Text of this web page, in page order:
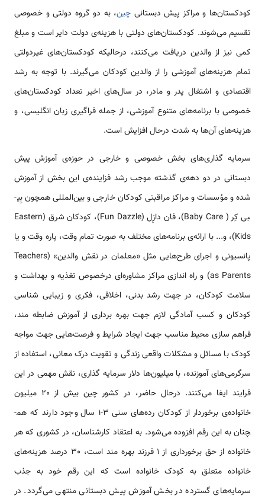
کودکستان‌ها و مراکز پیش دبستانی چین، به دو گروه دولتی و خصوصی
تقسیم می‌شوند. کودکستان‌های دولتی با هزینه‌ی دولت دایر است و مبلغ
کمی نیز از والدین دریافت می‌کنند، درحالی­که کودکستان‌های غیردولتی
تمام هزینه‌های آموزشی را از والدین کودکان می‌گیرند. با توجه به رشد
اقتصادی و اشتغال پدر و مادر، در سال‌های اخیر تعداد کودکستان‌های
خصوصی با برنامه‌های متنوع آموزشی، از جمله فراگیری زبان انگلیسی، و
هزینه‌های آن‌ها به شدت درحال افزایش است.
سرمایه گذاری‌های بخش خصوصی و خارجی در حوزه‌ی آموزش پیش
دبستانی در دو دهه‌ی گذشته موجب رشد فزاینده‌ی این بخش از آموزش
شده و مؤسسات و مراکز مراقبتی کودکان خارجی و بین‌المللی هم­چون بِی­
بی کِر ( Baby Care)، فان دازِل (Fun Dazzle)، کودکان شرق (Eastern
Kids)، و... با ارائه‌ی برنامه‌های مختلف به صورت تمام وقت، پاره وقت و یا
پانسیونی و اجرای طرح‌هایی مثل «معلمان در نقش والدین» (Teachers
as Parents) و راه اندازی مراکز مشاوره‌ای درخصوص تغذیه و بهداشت و
سلامت کودکان، در جهت رشد بدنی، اخلاقی، فکری و زیبایی شناسی
کودکان و کسب آمادگی لازم جهت بهره برداری از آموزش ضابطه مند،
فراهم سازی محیط مناسب جهت ایجاد شرایط و فرصت‌هایی جهت مواجه
کودک با مسائل و مشکلات واقعی زندگی و تقویت درک معانی، استفاده از
سرگرمی‌های آموزنده، با میلیون‌ها دلار سرمایه گذاری، نقش مهمی در این
فرایند ایفا می‌کنند. درحال حاضر، در کشور چین بیش از 20 میلیون
خانواده‌ی برخوردار از کودکان رده‌های سنی 3-1 سال وجود دارند که هم­
چنان به این رقم افزوده می‌شود. به اعتقاد کارشناسان، در کشوری که هر
خانواده از حق برخورداری از 1 فرزند بهره مند است، 30 درصد هزینه‌های
خانواده متعلق به کودک خانواده است که این رقم خود به جذب
سرمایه‌های گسترده در بخش آموزش پیش دبستانی منتهی می‌گردد. در